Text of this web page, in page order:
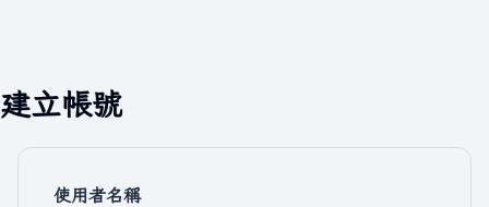
建立帳號
使用者名稱